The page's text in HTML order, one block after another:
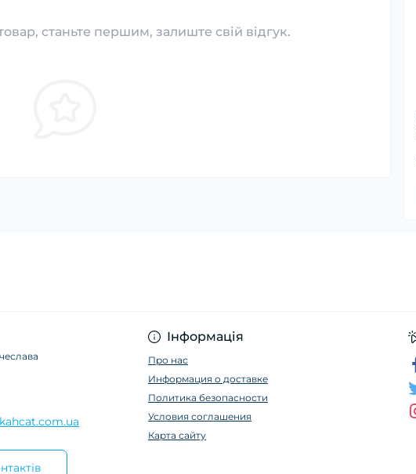
станьте першим, залиште свій відгук.
Інформація
Про нас
Информация о доставке
Политика безопасности
Условия соглашения
Карта сайту